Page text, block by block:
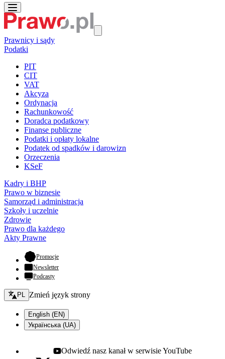
Prawnicy i sądy
Podatki
PIT
CIT
VAT
Akcyza
Ordynacja
Rachunkowość
Doradca podatkowy
Finanse publiczne
Podatki i opłaty lokalne
Podatek od spadków i darowizn
Orzeczenia
KSeF
Kadry i BHP
Prawo w biznesie
Samorząd i administracja
Szkoły i uczelnie
Zdrowie
Prawo dla każdego
Akty Prawne
Promocje- otwiera się w nowej karcie
Newsletter
Podcasty
Zmień język - bieżący:
PL Zmień język strony
English (EN)
Українська (UA)
Youtube - otwiera się w nowej karcie
Odwiedź nasz kanał w serwisie YouTube